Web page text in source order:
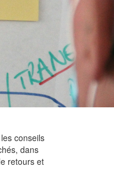
conseils
dans
retours et